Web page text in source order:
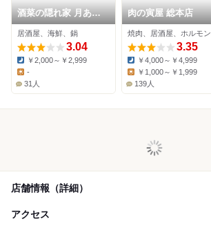
酒菜の隠れ家 月あか
り 湘南台店
居酒屋、海鮮、鍋
3.04
Dinner:
￥2,000～￥2,999
Lunch:
-
31人
肉の寅屋 総本店
焼肉、居酒屋、ホルモン
3.35
Dinner:
￥4,000～￥4,999
￥1,000～￥1,999
139人
店舗情報（詳細）
アクセス